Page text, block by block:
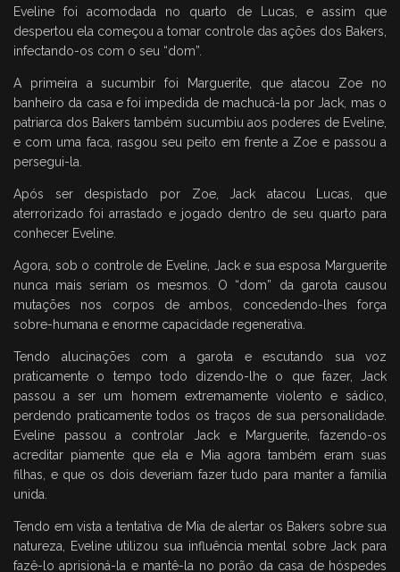
Eveline foi acomodada no quarto de Lucas, e assim que
despertou ela começou a tomar controle das ações dos Bakers,
infectando-os com o seu “dom”.
A primeira a sucumbir foi Marguerite, que atacou Zoe no
banheiro da casa e foi impedida de machucá-la por Jack, mas o
patriarca dos Bakers também sucumbiu aos poderes de Eveline,
e com uma faca, rasgou seu peito em frente a Zoe e passou a
persegui-la.
Após ser despistado por Zoe, Jack atacou Lucas, que
aterrorizado foi arrastado e jogado dentro de seu quarto para
conhecer Eveline.
Agora, sob o controle de Eveline, Jack e sua esposa Marguerite
nunca mais seriam os mesmos. O “dom” da garota causou
mutações nos corpos de ambos, concedendo-lhes força
sobre-humana e enorme capacidade regenerativa.
Tendo alucinações com a garota e escutando sua voz
praticamente o tempo todo dizendo-lhe o que fazer, Jack
passou a ser um homem extremamente violento e sádico,
perdendo praticamente todos os traços de sua personalidade.
Eveline passou a controlar Jack e Marguerite, fazendo-os
acreditar piamente que ela e Mia agora também eram suas
filhas, e que os dois deveriam fazer tudo para manter a família
unida.
Tendo em vista a tentativa de Mia de alertar os Bakers sobre sua
natureza, Eveline utilizou sua influência mental sobre Jack para
fazê-lo aprisioná-la e mantê-la no porão da casa de hóspedes